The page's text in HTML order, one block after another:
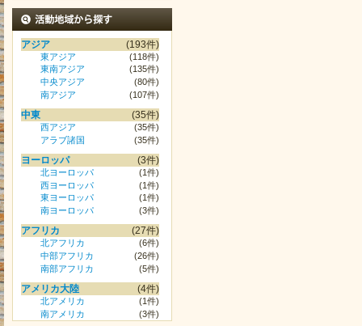
活動地域から探す
アジア (193件)
東アジア
(118件)
東南アジア
(135件)
中央アジア
(80件)
南アジア
(107件)
中東 (35件)
西アジア
(35件)
アラブ諸国
(35件)
ヨーロッパ (3件)
北ヨーロッパ
(1件)
西ヨーロッパ
(1件)
東ヨーロッパ
(1件)
南ヨーロッパ
(3件)
アフリカ (27件)
北アフリカ
(6件)
中部アフリカ
(26件)
南部アフリカ
(5件)
アメリカ大陸 (4件)
北アメリカ
(1件)
南アメリカ
(3件)